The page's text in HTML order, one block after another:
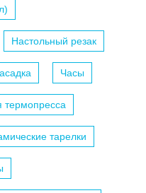
Настольный резак
Часы
термопресса
тарелки